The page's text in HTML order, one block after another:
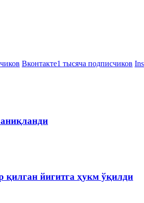
Вконтакте1 тысяча подписчиков
қилган йигитга ҳукм ўқилди